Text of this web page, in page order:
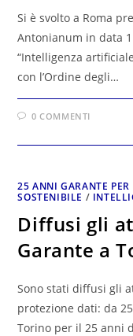
Si è svolto a Roma
Antonianum in data
“Intelligenza
con l’Ordine degli…
0 COMMENTI
25 ANNI GARANTE
SOSTENIBILE /
Diffusi gli
Garante a
Sono stati diffusi gli
protezione dati: da
Torino per il 25 anni